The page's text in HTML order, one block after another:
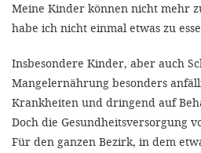
Meine Kinder können nicht mehr
habe ich nicht einmal etwas zu
Insbesondere Kinder, aber auch
Mangelernährung besonders
Krankheiten und dringend auf
Doch die Gesundheitsversorgung
Für den ganzen Bezirk, in dem